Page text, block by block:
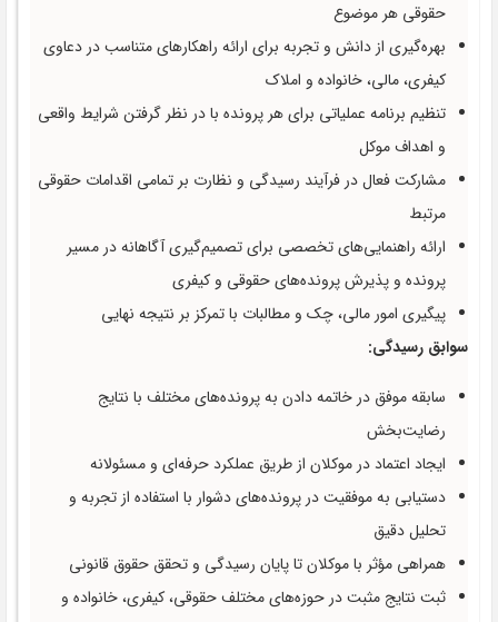
حقوقی هر موضوع
بهره‌گیری از دانش و تجربه برای ارائه راهکارهای متناسب در دعاوی
کیفری، مالی، خانواده و املاک
تنظیم برنامه عملیاتی برای هر پرونده با در نظر گرفتن شرایط واقعی
و اهداف موکل
مشارکت فعال در فرآیند رسیدگی و نظارت بر تمامی اقدامات حقوقی
مرتبط
ارائه راهنمایی‌های تخصصی برای تصمیم‌گیری آگاهانه در مسیر
پرونده و پذیرش پرونده‌های حقوقی و کیفری
پیگیری امور مالی، چک و مطالبات با تمرکز بر نتیجه نهایی
سوابق رسیدگی:
سابقه موفق در خاتمه دادن به پرونده‌های مختلف با نتایج
رضایت‌بخش
ایجاد اعتماد در موکلان از طریق عملکرد حرفه‌ای و مسئولانه
دستیابی به موفقیت در پرونده‌های دشوار با استفاده از تجربه و
تحلیل دقیق
همراهی مؤثر با موکلان تا پایان رسیدگی و تحقق حقوق قانونی
ثبت نتایج مثبت در حوزه‌های مختلف حقوقی، کیفری، خانواده و